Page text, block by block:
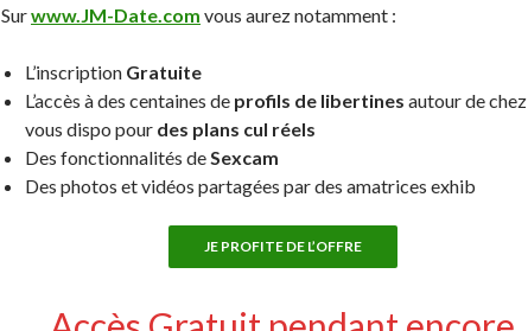
Surwww.JM-Date.com vous aurez notamment :
L’inscription Gratuite
L’accès à des centaines de profils de libertines autour de chez
vous dispo pour des plans cul réels
Des fonctionnalités deSexcam
Des photos et vidéos partagées par des amatrices exhib
JE PROFITE DE L’OFFRE